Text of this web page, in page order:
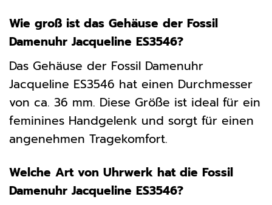
Wie groß ist das Gehäuse der Fossil
Damenuhr Jacqueline ES3546?
Das Gehäuse der Fossil Damenuhr
Jacqueline ES3546 hat einen Durchmesser
von ca. 36 mm. Diese Größe ist ideal für ein
feminines Handgelenk und sorgt für einen
angenehmen Tragekomfort.
Welche Art von Uhrwerk hat die Fossil
Damenuhr Jacqueline ES3546?